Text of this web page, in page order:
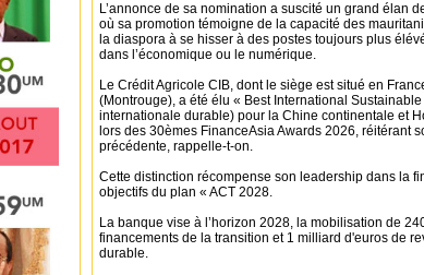
L’annonce de sa nomination a suscité un grand élan
où sa promotion témoigne de la capacité des
la diaspora à se hisser à des postes toujours plus
dans l’économique ou le numérique.
Le Crédit Agricole CIB, dont le siège est situé en
(Montrouge), a été élu « Best International
internationale durable) pour la Chine continentale et
lors des 30èmes FinanceAsia Awards 2026, réitérant
précédente, rappelle-t-on.
Cette distinction récompense son leadership dans la
objectifs du plan « ACT 2028.
La banque vise à l’horizon 2028, la mobilisation de
financements de la transition et 1 milliard d'euros de
durable.